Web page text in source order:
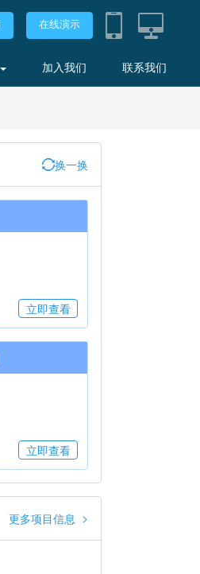
在线演示
加入我们 联系我们
换一换
立即查看
立即查看
更多项目信息 >